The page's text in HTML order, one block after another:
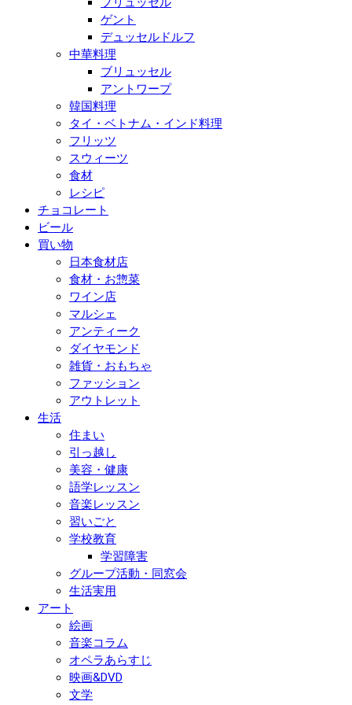
ゲント
デュッセルドルフ
中華料理
ブリュッセル
アントワープ
韓国料理
タイ・ベトナム・インド料理
フリッツ
スウィーツ
食材
レシピ
チョコレート
ビール
買い物
日本食材店
食材・お惣菜
ワイン店
マルシェ
アンティーク
ダイヤモンド
雑貨・おもちゃ
ファッション
アウトレット
生活
住まい
引っ越し
美容・健康
語学レッスン
音楽レッスン
習いごと
学校教育
学習障害
グループ活動・同窓会
生活実用
アート
絵画
音楽コラム
オペラあらすじ
映画&DVD
文学